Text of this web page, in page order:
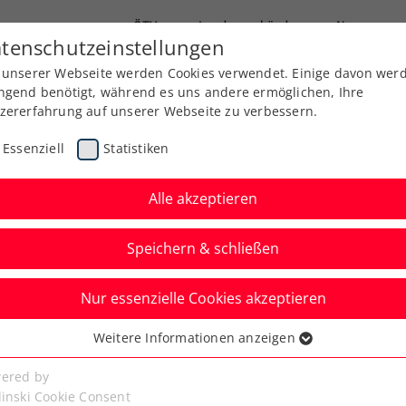
ÖTV Landesverbände News
Ausbildung Services Über uns
Aktuelle News
Webseite werden Cookies verwendet. Einige davon
benötigt, während es uns andere ermöglichen, Ihre
auf unserer Webseite zu verbessern.
Essenziell Statistiken
Alle akzeptieren
Speichern & schließen
Nur essenzielle Cookies akzeptieren
Cookies werden für grundlegende Funktionen der
benötigt. Dadurch ist gewährleistet, dass die Webseite
Weitere Informationen anzeigen
by
Cookie Consent